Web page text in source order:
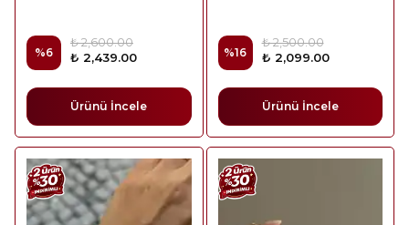
%6
₺ 2,600.00
₺ 2,439.00
Ürünü İncele
%16
₺ 2,500.00
₺ 2,099.00
Ürünü İncele